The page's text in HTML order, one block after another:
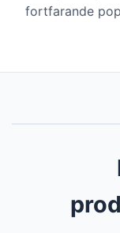
fortfarande